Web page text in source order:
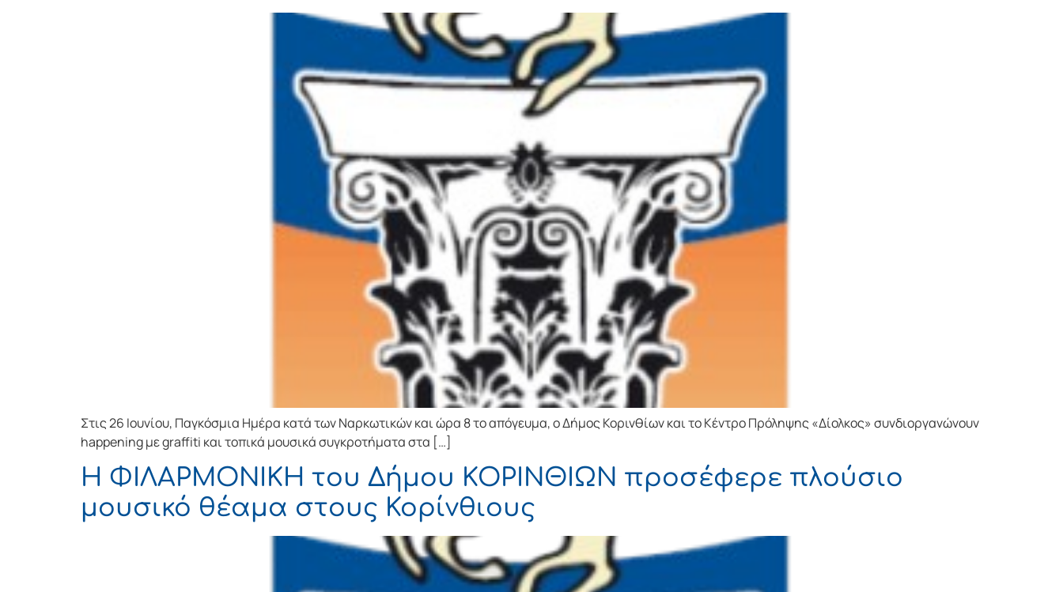
Στις 26 Ιουνίου, Παγκόσμια Ημέρα κατά των Ναρκωτικών και ώρα 8 το απόγευμα, ο Δήμος Κορινθίων και το Κέντρο Πρόληψης «Δίολκος» συνδιοργανώνουν
happening με graffiti και τοπικά μουσικά συγκροτήματα στα […]
Η ΦΙΛΑΡΜΟΝΙΚΗ του Δήμου ΚΟΡΙΝΘΙΩΝ προσέφερε πλούσιο
μουσικό θέαμα στους Κορίνθιους